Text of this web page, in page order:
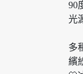
90
光
多
繽